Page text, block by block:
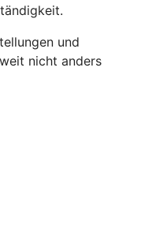
und
nicht anders